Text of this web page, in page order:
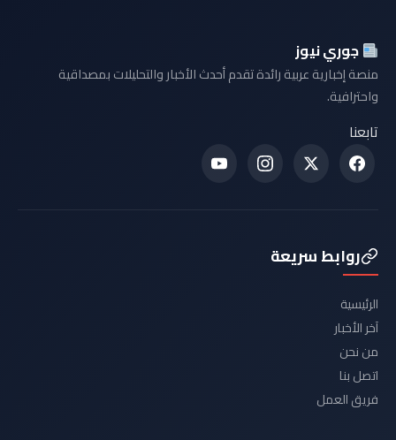
جوري نيوز
منصة إخبارية عربية رائدة تقدم أحدث الأخبار والتحليلات بمصداقية
واحترافية.
تابعنا
روابط سريعة
الرئيسية
آخر الأخبار
من نحن
اتصل بنا
فريق العمل